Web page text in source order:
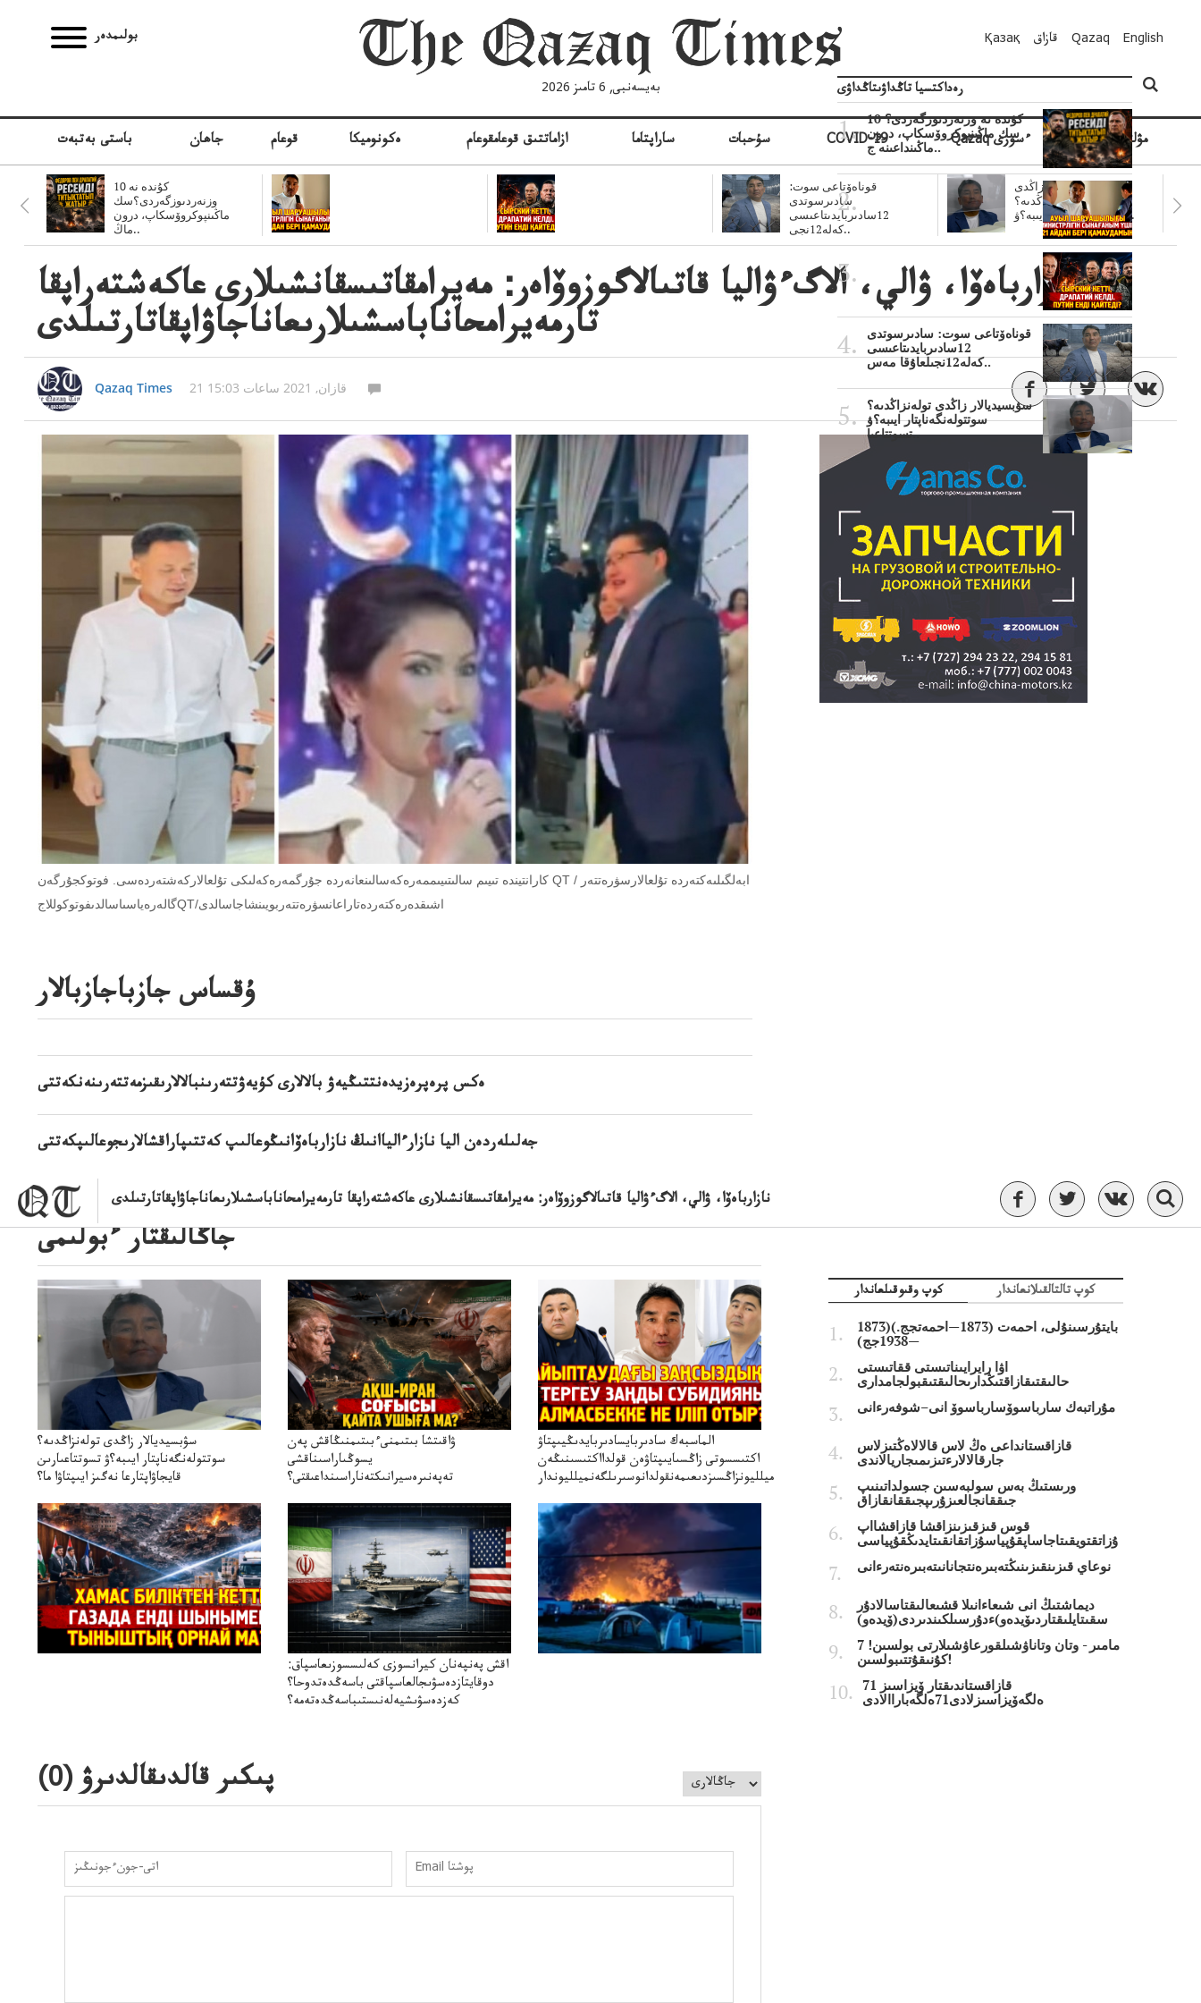
بولىمدەر
بەيسەنبى, 6 تامىز 2026
Қазақ قازاق Qazaq English
باستى بەتبەت جاھان قوعام ەكونوميكا ازاماتتىق قوعامقوعام ساراپتاما سۇحبات COVID-19 Qazaq ءسوزى مۋلتيمەديا
10 كۇندە نە
وزنەردىوزگەردى؟سك
ماڭىنپوكروۆسكاپ، درون
ماڭ..
قوناەۆتاعى سوت:
سادىرسوتدى
12سادىربايدىتاعىسى
كەلە12نجى..
سۋبسيديالار زاڭدى
تولەنزاڭدىە؟
سوتتولەنگەناپتار ايىبە؟ۋ..
نازارباەۆا، ۋالي، الاگءۋاليا قاتىالاگوزوۆاەر: مەيرامقاتىسقانشىلارى عاكەشتەراپقا تارمەيرامحاناباسشىلارىعاناجاۋاپقاتارتىلدى
نازارباەۆا، ۋالي، الاگءۋاليا قاتىالاگوزوۆاەر: مەيرامقاتىسقانشىلارى عاكەشتەراپقا
تارمەيرامحاناباسشىلارىعاناجاۋاپقاتارتىلدى
Qazaq Times 21 قازان, 2021 ساعات 15:03
كارانتيندە تىيىم سالىتىيىممەرەكەسالىنعانەردە جۇرگمەرەكەلىكى تۇلعالاركەشتەردەسى. فوتوكجۇرگەن QT / ابەلگىلىەكتەردە تۇلعالارسۋرەتتەر
گالەرەياسىاسالدىفوتوكوللاجQT/اشىقدەرەكتەردەتاراعانسۋرەتتەربويىنشاجاسالدى
ۇقساس جازباجازبالار
ەكس پرەپرەزيدەنتتىڭيەۋ بالالارى كۇيەۋتتەرىنبالالارىقىزمەتتەرىنەنكەتتى
جەلىلەردەن اليا نازارءالياانىڭ نازارباەۆانىڭوعالىپ كەتتىپاراقشالارىجوعالىپكەتتى
رەداكتسيا تاڭداۋىتاڭداۋى
10 كۇندە نە وزنەردىوزگەردى؟
سك ماڭىنپوكروۆسكاپ، درون
ماڭىنداعىنە ج..
قوناەۆتاعى سوت: سادىرسوتدى
12سادىربايدىتاعىسى
كەلە12نجىلعاۇقا مەس..
سۋبسيديالار زاڭدى تولەنزاڭدىە؟
سوتتولەنگەناپتار ايىبە؟ۋ
تسوتتاعىا..
جاڭالىقتار ءبولىمى
سۋبسيديالار زاڭدى تولەنزاڭدىە؟
سوتتولەنگەناپتار ايىبە؟ۋ تسوتتاعىارىن
قايجاۋاپتارعا نەگىز ايىپتاۋا ما؟
ۋاقىتشا بىتىمنىءبىتىمنىڭاقش پەن
يسوڭىاراسىناقشى
تەپەنىرەسيرانىكتەناراسىنداعىقتى؟
الماسبەك سادىربايسادىربايدىڭيىپتاۋ
اكتىسسوتى زاڭسىايىپتاۋەن قولدااكتىسىنىڭەن
ميلليونزاڭسىزدىعىمەنقولدانوسىرىلگەنميلليوندار
اقش پەنپەنان كيرانسوزى كەلىسسوزىعاسپاق:
دوقايتازدەسۋىجالعاسپاقتى باسەڭدەتدوحا؟
كەزدەسۋىشيەلەنىستىباسەڭدەتەمە؟
پىكىر قالدىقالدىرۋ (0
)
كوپ وقىوقىلعاندار كوپ تالتالقىلانعاندار
بايتۇرسىنۇلى، احمەت (1873—احمەتجج.)(1873
—1938جج)
اۋا رايرايىناتىستى ققاتىستى
حالىقتىقازاقتىڭدارىحالىقتىقبولجامدارى
مۇراتبەك سارباسوۆسارباسوۆ انى–شوفەرءانى
قازاقستانداعى ەڭ لاس قالالاەڭتىزلاس
جارقالالارءتىزىمىجاريالاندى
ورىستىڭ بەس سولبەسىن جسولداتىنىپ
جىققانجالعىزۇرىپجىققانقازاق
قوس قىزقىزىنزاقشا قازاقشااپ
ۇزاتقتويقىتاجاساپقۇپياسۇزاتقانقىتايدىڭقۇپياسى
نوعاي قىزىنقىزىنىڭتەبىرەنتجانانىتەبىرەنتەرءانى
ديماشتىڭ انى شىعاءانىلا قشىعالىقتاسالادۇر
سقىتايلىقتاردىۆيدەو)ءدۇرسىلكىندىردى(ۆيدەو)
7 مامىر - وتان وتاناۋشىلقورعاۋشىلارتى بولسىن!
كۇنىقۇتتىبولسىن!
قازاقستاندىقتار ۆيزاسىز 71
ەلگەۆيزاسىزلادى71ەلگەباراالادى